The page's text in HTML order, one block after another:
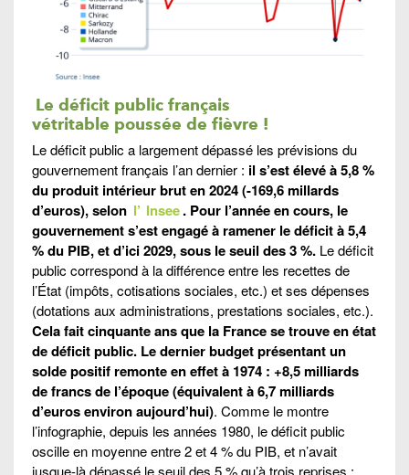
Le déficit public français
vétritable poussée de fièvre !
Le déficit public a largement dépassé les prévisions du
gouvernement français l’an dernier : il s’est élevé à 5,8 %
du produit intérieur brut en 2024 (-169,6 millards
d’euros), selon l’ Insee. Pour l’année en cours, le
gouvernement s’est engagé à ramener le déficit à 5,4
% du PIB, et d’ici 2029, sous le seuil des 3 %. Le déficit
public correspond à la différence entre les recettes de
l’État (impôts, cotisations sociales, etc.) et ses dépenses
(dotations aux administrations, prestations sociales, etc.).
Cela fait cinquante ans que la France se trouve en état
de déficit public. Le dernier budget présentant un
solde positif remonte en effet à 1974 : +8,5 milliards
de francs de l’époque (équivalent à 6,7 milliards
d’euros environ aujourd’hui). Comme le montre
l’infographie, depuis les années 1980, le déficit public
oscille en moyenne entre 2 et 4 % du PIB, et n’avait
jusque-là dépassé le seuil des 5 % qu’à trois reprises :